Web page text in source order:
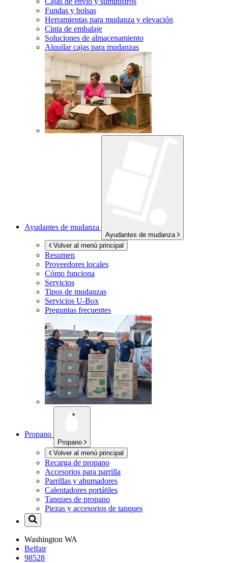
Fundas y bolsas
Herramientas para mudanza y elevación
Cinta de embalaje
Soluciones de almacenamiento
Alquilar cajas para mudanzas
Ayudantes de mudanza
Ayudantes de mudanza
Volver al menú principal
Resumen
Proveedores locales
Cómo funciona
Servicios
Tipos de mudanzas
Servicios U-Box
Preguntas frecuentes
Propano
Propano
Volver al menú principal
Recarga de propano
Accesorios para parrilla
Parrillas y ahumadores
Calentadores portátiles
Tanques de propano
Piezas y accesorios de tanques
Washington WA
Belfair
98528